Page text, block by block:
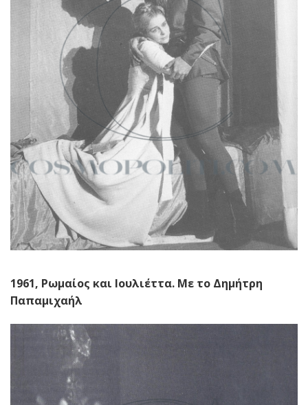
1961, Ρωμαίος και Ιουλιέττα. Με το Δημήτρη
Παπαμιχαήλ